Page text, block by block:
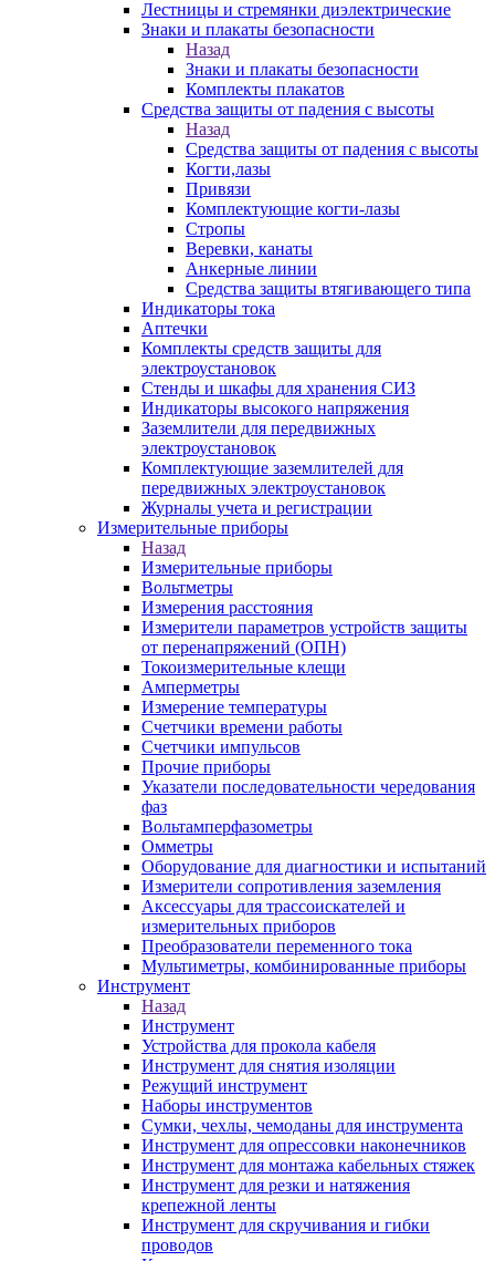
Лестницы и стремянки диэлектрические
Знаки и плакаты безопасности
Назад
Знаки и плакаты безопасности
Комплекты плакатов
Средства защиты от падения с высоты
Назад
Средства защиты от падения с высоты
Когти,лазы
Привязи
Комплектующие когти-лазы
Стропы
Веревки, канаты
Анкерные линии
Средства защиты втягивающего типа
Индикаторы тока
Аптечки
Комплекты средств защиты для
электроустановок
Стенды и шкафы для хранения СИЗ
Индикаторы высокого напряжения
Заземлители для передвижных
электроустановок
Комплектующие заземлителей для
передвижных электроустановок
Журналы учета и регистрации
Измерительные приборы
Назад
Измерительные приборы
Вольтметры
Измерения расстояния
Измерители параметров устройств защиты
от перенапряжений (ОПН)
Токоизмерительные клещи
Амперметры
Измерение температуры
Счетчики времени работы
Счетчики импульсов
Прочие приборы
Указатели последовательности чередования
фаз
Вольтамперфазометры
Омметры
Оборудование для диагностики и испытаний
Измерители сопротивления заземления
Аксессуары для трассоискателей и
измерительных приборов
Преобразователи переменного тока
Мультиметры, комбинированные приборы
Инструмент
Назад
Инструмент
Устройства для прокола кабеля
Инструмент для снятия изоляции
Режущий инструмент
Наборы инструментов
Сумки, чехлы, чемоданы для инструмента
Инструмент для опрессовки наконечников
Инструмент для монтажа кабельных стяжек
Инструмент для резки и натяжения
крепежной ленты
Инструмент для скручивания и гибки
проводов